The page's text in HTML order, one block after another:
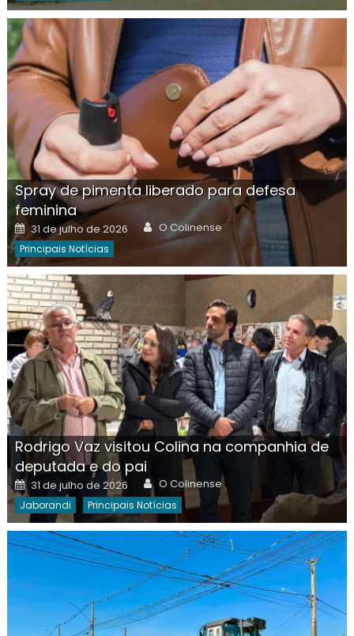
Spray de pimenta liberado para defesa
feminina
Posted
on
31 de julho de 2026 Author
O Colinense
Principais Notícias
Rodrigo Vaz visitou Colina na companhia de
deputada e do pai
Posted
on
31 de julho de 2026 Author
O Colinense
Jaborandi Principais Notícias